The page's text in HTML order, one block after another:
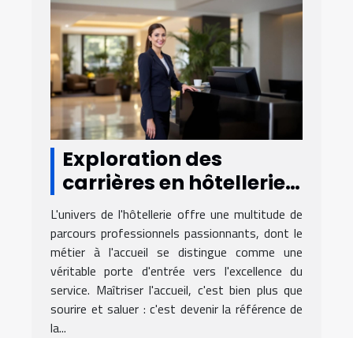
Exploration des
carrières en hôtellerie :
devenir un expert à
l'accueil
L'univers de l'hôtellerie offre une multitude de
parcours professionnels passionnants, dont le
métier à l'accueil se distingue comme une
véritable porte d'entrée vers l'excellence du
service. Maîtriser l'accueil, c'est bien plus que
sourire et saluer : c'est devenir la référence de
la...